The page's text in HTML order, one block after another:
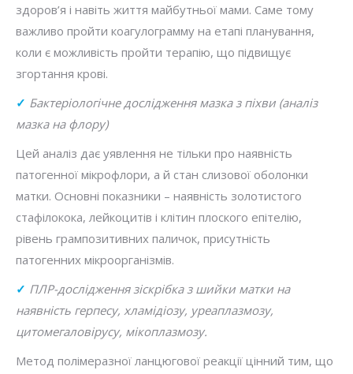
здоров’я і навіть життя майбутньої мами. Саме тому
важливо пройти коагулограмму на етапі планування,
коли є можливість пройти терапію, що підвищує
згортання крові.
✓ Бактеріологічне дослідження мазка з піхви (аналіз
мазка на флору)
Цей аналіз дає уявлення не тільки про наявність
патогенної мікрофлори, а й стан слизової оболонки
матки. Основні показники – наявність золотистого
стафілокока, лейкоцитів і клітин плоского епітелію,
рівень грампозитивних паличок, присутність
патогенних мікроорганізмів.
✓ ПЛР-дослідження зіскрібка з шийки матки на
наявність герпесу, хламідіозу, уреаплазмозу,
цитомегаловірусу, мікоплазмозу.
Метод полімеразної ланцюгової реакції цінний тим, що